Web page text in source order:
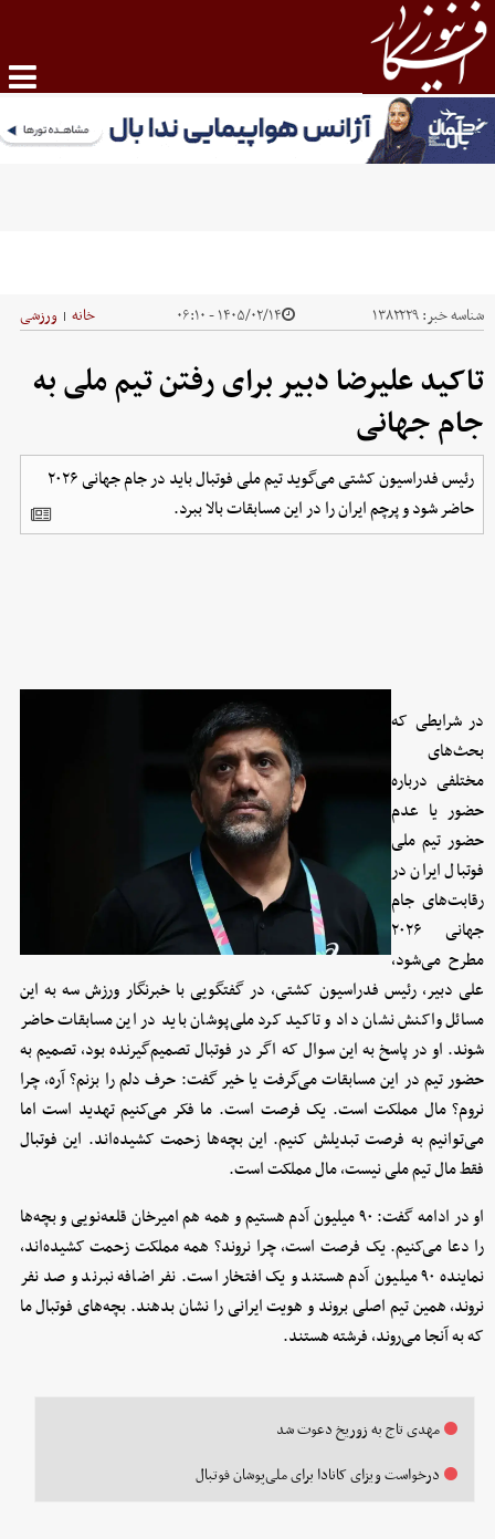
شناسه خبر:۱۳۸۲۲۲۹ ۱۴۰۵/۰۲/۱۴ - ۰۶:۱۰ خانه | ورزشی
تاکید علیرضا دبیر برای رفتن تیم ملی به
جام جهانی
رئیس فدراسیون ‌کشتی می‌گوید تیم ملی فوتبال باید در جام جهانی ۲۰۲۶
حاضر شود و پرچم ایران را در این مسابقات بالا ببرد.
در شرایطی که
بحث‌های
مختلفی درباره
حضور یا عدم
حضور تیم ملی
فوتبال ایران در
رقابت‌های جام
جهانی ۲۰۲۶
مطرح می‌شود،
علی دبیر، رئیس فدراسیون کشتی، در گفتگویی با خبرنگار ورزش سه به این
مسائل واکنش نشان داد و تاکید کرد ملی‌پوشان باید در این مسابقات حاضر
شوند. او در پاسخ به این سوال که اگر در فوتبال تصمیم‌گیرنده بود، تصمیم به
حضور تیم در این مسابقات می‌گرفت یا خیر گفت: حرف دلم را بزنم؟ آره، چرا
نروم؟ مال مملکت است. یک فرصت است. ما فکر می‌کنیم تهدید است اما
می‌توانیم به فرصت تبدیلش کنیم. این بچه‌ها زحمت کشیده‌اند. این فوتبال
فقط مال تیم ملی نیست، مال مملکت است.
او در ادامه گفت: ۹۰ میلیون آدم هستیم و همه هم امیرخان قلعه‌نویی و بچه‌ها
را دعا می‌کنیم. یک فرصت است، چرا نروند؟ همه مملکت زحمت کشیده‌اند،
نماینده ۹۰ میلیون آدم هستند و یک افتخار است. نفر اضافه نبرند و صد نفر
نروند، همین تیم اصلی بروند و هویت ایرانی را نشان بدهند. بچه‌های فوتبال ما
که به آنجا می‌روند، فرشته هستند.
مهدی تاج به زوریخ دعوت شد
درخواست ویزای کانادا برای ملی‌پوشان فوتبال